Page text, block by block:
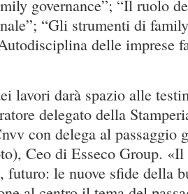
governance”; “Il ruolo
“Gli strumenti di
delle imprese
lavori darà spazio alle
delegato della
con delega al passaggio
Ceo di Esseco Group. «Il
futuro: le nuove sfide della